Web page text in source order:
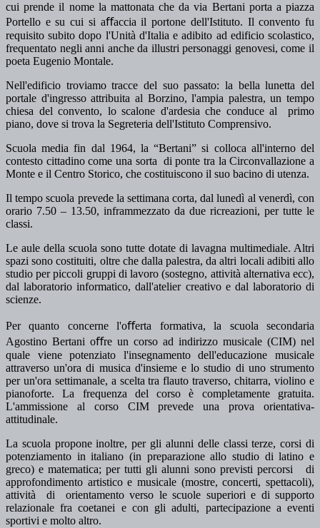
cui prende il nome la mattonata che da via Bertani porta a piazza
Portello e su cui si aﬀaccia il portone dell'Istituto. Il convento fu
requisito subito dopo l'Unità d'Italia e adibito ad edificio scolastico,
frequentato negli anni anche da illustri personaggi genovesi, come il
poeta Eugenio Montale.
Nell'edificio troviamo tracce del suo passato: la bella lunetta del
portale d'ingresso attribuita al Borzino, l'ampia palestra, un tempo
chiesa del convento, lo scalone d'ardesia che conduce al primo
piano, dove si trova la Segreteria dell'Istituto Comprensivo.
Scuola media fin dal 1964, la “Bertani” si colloca all'interno del
contesto cittadino come una sorta di ponte tra la Circonvallazione a
Monte e il Centro Storico, che costituiscono il suo bacino di utenza.
Il tempo scuola prevede la settimana corta, dal lunedì al venerdì, con
orario 7.50 – 13.50, inframmezzato da due ricreazioni, per tutte le
classi.
Le aule della scuola sono tutte dotate di lavagna multimediale. Altri
spazi sono costituiti, oltre che dalla palestra, da altri locali adibiti allo
studio per piccoli gruppi di lavoro (sostegno, attività alternativa ecc),
dal laboratorio informatico, dall'atelier creativo e dal laboratorio di
scienze.
Per quanto concerne l'oﬀerta formativa, la scuola secondaria
Agostino Bertani oﬀre un corso ad indirizzo musicale (CIM) nel
quale viene potenziato l'insegnamento dell'educazione musicale
attraverso un'ora di musica d'insieme e lo studio di uno strumento
per un'ora settimanale, a scelta tra flauto traverso, chitarra, violino e
pianoforte. La frequenza del corso è completamente gratuita.
L'ammissione al corso CIM prevede una prova orientativa-
attitudinale.
La scuola propone inoltre, per gli alunni delle classi terze, corsi di
potenziamento in italiano (in preparazione allo studio di latino e
greco) e matematica; per tutti gli alunni sono previsti percorsi di
approfondimento artistico e musicale (mostre, concerti, spettacoli),
attività di orientamento verso le scuole superiori e di supporto
relazionale fra coetanei e con gli adulti, partecipazione a eventi
sportivi e molto altro.